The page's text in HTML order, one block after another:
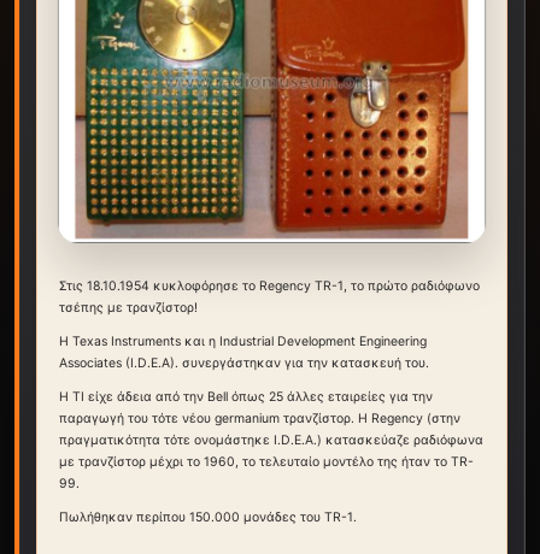
Στις 18.10.1954 κυκλοφόρησε το Regency TR-1, το πρώτο ραδιόφωνο
τσέπης με τρανζίστορ!
Η Texas Instruments και η Industrial Development Engineering
Associates (I.D.E.A). συνεργάστηκαν για την κατασκευή του.
Η TI είχε άδεια από την Bell όπως 25 άλλες εταιρείες για την
παραγωγή του τότε νέου germanium τρανζίστορ. Η Regency (στην
πραγματικότητα τότε ονομάστηκε I.D.E.A.) κατασκεύαζε ραδιόφωνα
με τρανζίστορ μέχρι το 1960, το τελευταίο μοντέλο της ήταν το TR-
99.
Πωλήθηκαν περίπου 150.000 μονάδες του TR-1.